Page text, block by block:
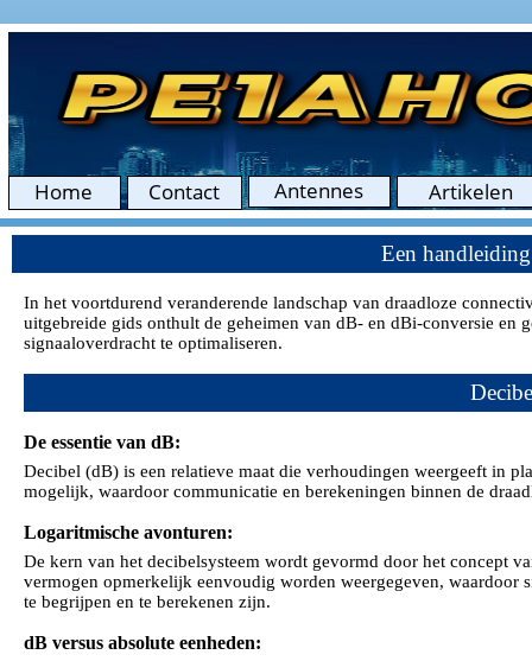
Een
In het voortdurend veranderende landschap van draadloze
uitgebreide gids onthult de geheimen van dB- en dBi-conversie en
signaaloverdracht te optimaliseren.
De essentie van dB:
Decibel (dB) is een relatieve maat die verhoudingen weergeeft in
mogelijk, waardoor communicatie en berekeningen binnen de
Logaritmische avonturen:
De kern van het decibelsysteem wordt gevormd door het concept
vermogen opmerkelijk eenvoudig worden weergegeven, waardoor
te begrijpen en te berekenen zijn.
dB versus absolute eenheden: